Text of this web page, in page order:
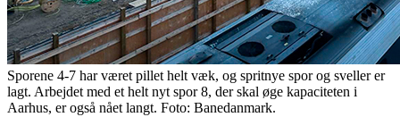
Sporene 4-7 har været pillet helt væk, og spritnye spor og sveller er
lagt. Arbejdet med et helt nyt spor 8, der skal øge kapaciteten i
Aarhus, er også nået langt. Foto: Banedanmark.